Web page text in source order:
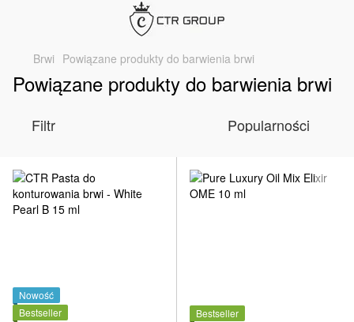
Brwi Powiązane produkty do barwienia brwi
Powiązane produkty do barwienia brwi
Filtr Popularności
Nowość
Bestseller
Bestseller